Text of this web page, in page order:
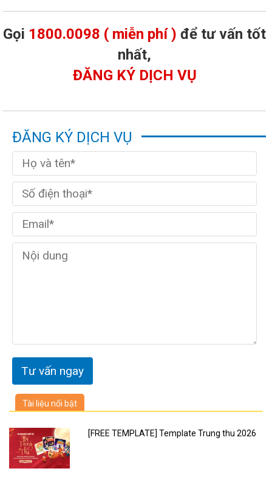
Gọi 1800.0098 ( miễn phí ) để tư vấn tốt
nhất,
ĐĂNG KÝ DỊCH VỤ
ĐĂNG KÝ DỊCH VỤ
Tài liệu nổi bật
[FREE TEMPLATE] Template Trung thu 2026